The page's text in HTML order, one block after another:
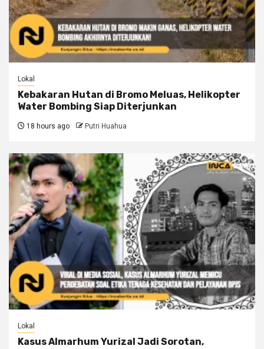
Lokal
Kebakaran Hutan di Bromo Meluas, Helikopter
Water Bombing Siap Diterjunkan
18 hours ago Putri Huahua
Lokal
Kasus Almarhum Yurizal Jadi Sorotan,